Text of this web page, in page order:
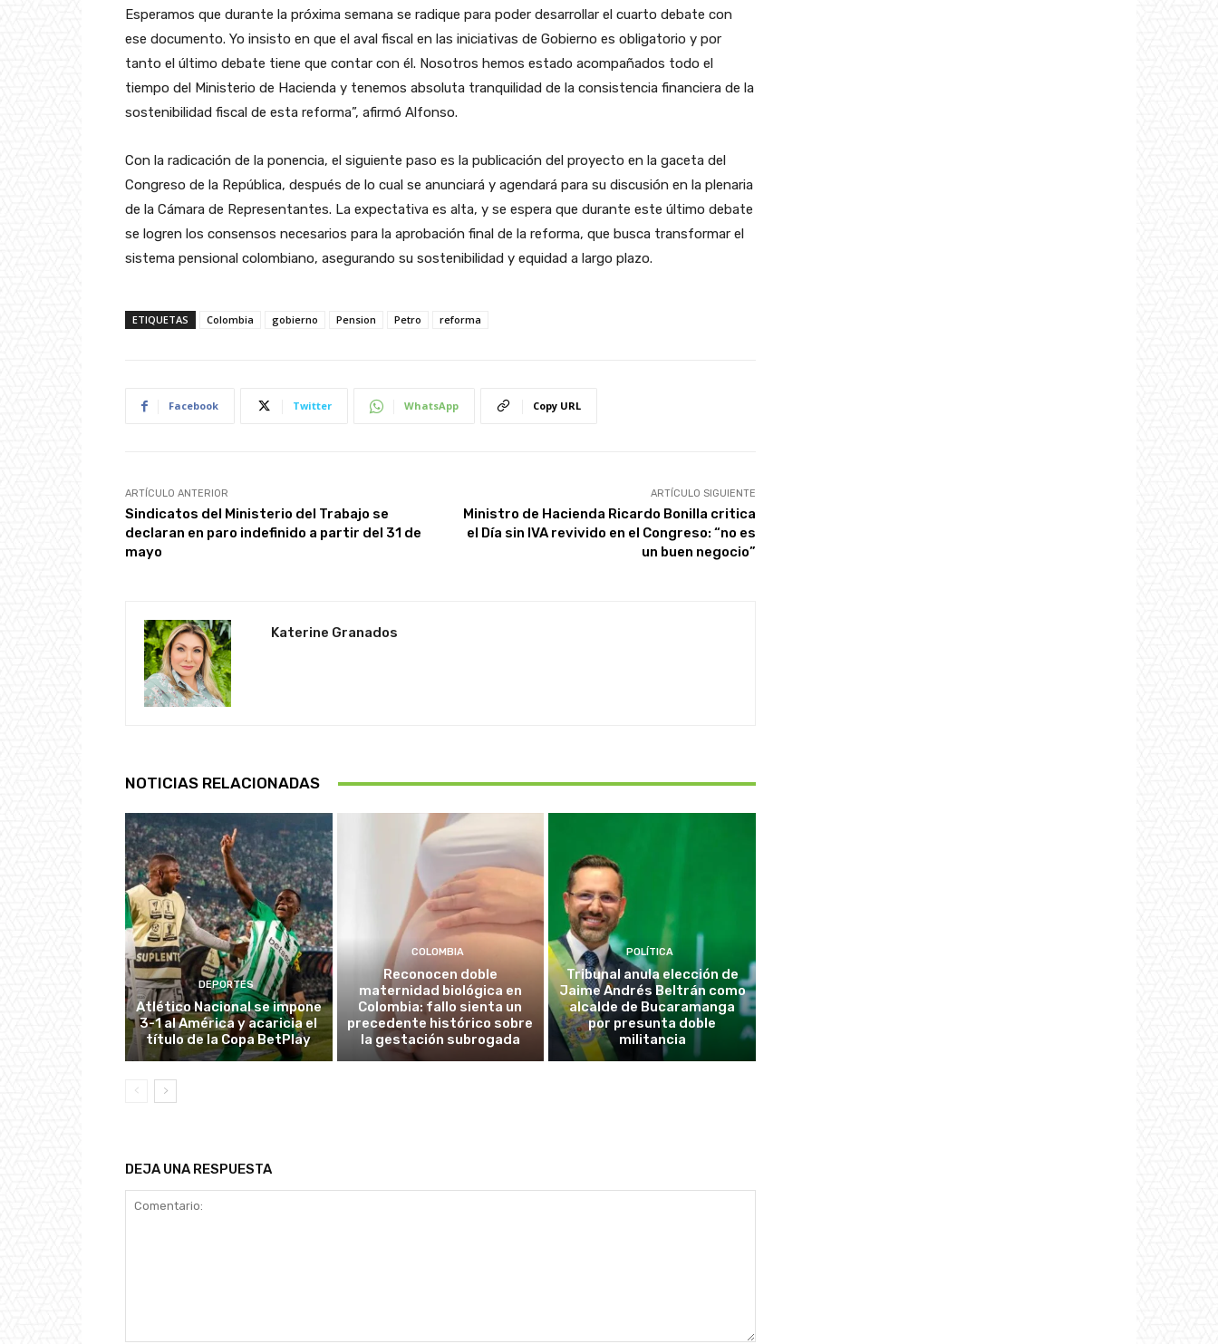
Esperamos que durante la próxima semana se radique para poder desarrollar el cuarto debate con
ese documento. Yo insisto en que el aval fiscal en las iniciativas de Gobierno es obligatorio y por
tanto el último debate tiene que contar con él. Nosotros hemos estado acompañados todo el
tiempo del Ministerio de Hacienda y tenemos absoluta tranquilidad de la consistencia financiera de la
sostenibilidad fiscal de esta reforma”, afirmó Alfonso.
Con la radicación de la ponencia, el siguiente paso es la publicación del proyecto en la gaceta del
Congreso de la República, después de lo cual se anunciará y agendará para su discusión en la plenaria
de la Cámara de Representantes. La expectativa es alta, y se espera que durante este último debate
se logren los consensos necesarios para la aprobación final de la reforma, que busca transformar el
sistema pensional colombiano, asegurando su sostenibilidad y equidad a largo plazo.
ETIQUETAS Colombia gobierno Pension Petro reforma
Facebook Twitter WhatsApp Copy URL
ARTÍCULO ANTERIOR
Sindicatos del Ministerio del Trabajo se
declaran en paro indefinido a partir del 31 de
mayo
ARTÍCULO SIGUIENTE
Ministro de Hacienda Ricardo Bonilla critica
el Día sin IVA revivido en el Congreso: “no es
un buen negocio”
Katerine Granados
NOTICIAS RELACIONADAS
DEPORTES
Atlético Nacional se impone
3-1 al América y acaricia el
título de la Copa BetPlay
COLOMBIA
Reconocen doble
maternidad biológica en
Colombia: fallo sienta un
precedente histórico sobre
la gestación subrogada
POLÍTICA
Tribunal anula elección de
Jaime Andrés Beltrán como
alcalde de Bucaramanga
por presunta doble
militancia
DEJA UNA RESPUESTA